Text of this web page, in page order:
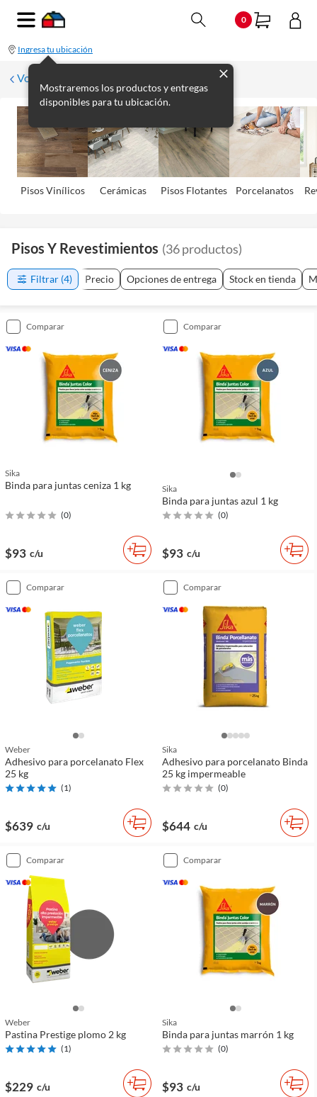
0
Ingresa tu ubicación
Mostraremos los productos y entregas
disponibles para tu ubicación.
Volver
Pisos Viní­licos Cerámicas Pisos Flotantes Porcelanatos
Pisos Y Revestimientos (36productos)
Filtrar (4) Precio Opciones de entrega Stock en tienda
comparar
Sika
Binda para juntas ceniza 1 kg
(0)
$93 c/u
comparar
Sika
Binda para juntas azul 1 kg
(0)
$93 c/u
comparar
Weber
Adhesivo para porcelanato Flex
25 kg
(1)
$639 c/u
comparar
Sika
Adhesivo para porcelanato Binda
25 kg impermeable
(0)
$644 c/u
comparar
Weber
Pastina Prestige plomo 2 kg
(1)
$229 c/u
comparar
Sika
Binda para juntas marrón 1 kg
(0)
$93 c/u